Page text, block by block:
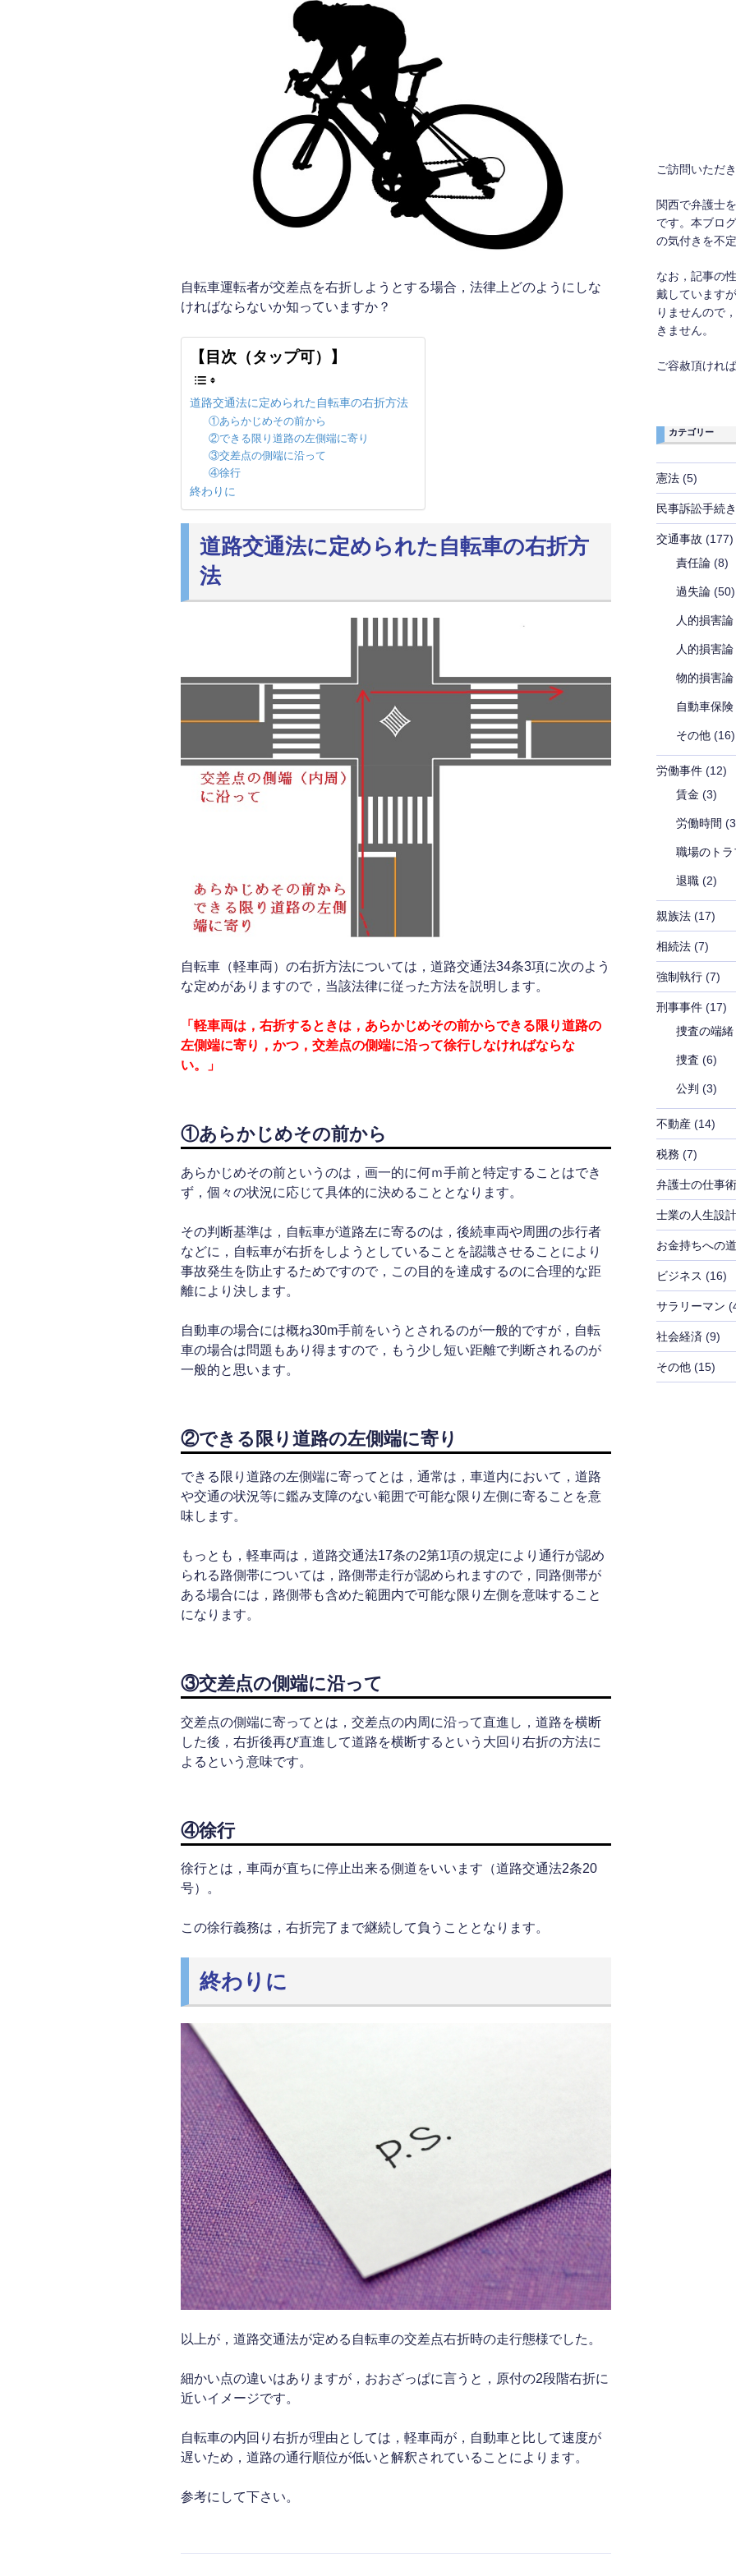
自転車運転者が交差点を右折しようとする場合，法律上どのようにしな
ければならないか知っていますか？
【目次（タップ可）】
道路交通法に定められた自転車の右折方法
①あらかじめその前から
②できる限り道路の左側端に寄り
③交差点の側端に沿って
④徐行
終わりに
道路交通法に定められた自転車の右折方
法
自転車（軽車両）の右折方法については，道路交通法34条3項に次のよう
な定めがありますので，当該法律に従った方法を説明します。
「軽車両は，右折するときは，あらかじめその前からできる限り道路の
左側端に寄り，かつ，交差点の側端に沿って徐行しなければならな
い。」
①あらかじめその前から
あらかじめその前というのは，画一的に何ｍ手前と特定することはでき
ず，個々の状況に応じて具体的に決めることとなります。
その判断基準は，自転車が道路左に寄るのは，後続車両や周囲の歩行者
などに，自転車が右折をしようとしていることを認識させることにより
事故発生を防止するためですので，この目的を達成するのに合理的な距
離により決します。
自動車の場合には概ね30m手前をいうとされるのが一般的ですが，自転
車の場合は問題もあり得ますので，もう少し短い距離で判断されるのが
一般的と思います。
②できる限り道路の左側端に寄り
できる限り道路の左側端に寄ってとは，通常は，車道内において，道路
や交通の状況等に鑑み支障のない範囲で可能な限り左側に寄ることを意
味します。
もっとも，軽車両は，道路交通法17条の2第1項の規定により通行が認め
られる路側帯については，路側帯走行が認められますので，同路側帯が
ある場合には，路側帯も含めた範囲内で可能な限り左側を意味すること
になります。
③交差点の側端に沿って
交差点の側端に寄ってとは，交差点の内周に沿って直進し，道路を横断
した後，右折後再び直進して道路を横断するという大回り右折の方法に
よるという意味です。
④徐行
徐行とは，車両が直ちに停止出来る側道をいいます（道路交通法2条20
号）。
この徐行義務は，右折完了まで継続して負うこととなります。
終わりに
以上が，道路交通法が定める自転車の交差点右折時の走行態様でした。
細かい点の違いはありますが，おおざっぱに言うと，原付の2段階右折に
近いイメージです。
自転車の内回り右折が理由としては，軽車両が，自動車と比して速度が
遅いため，道路の通行順位が低いと解釈されていることによります。
参考にして下さい。
ご訪問いただ
関西で弁護士
です。本ブロ
の気付きを不
なお，記事の
戴しています
りませんので
きません。
ご容赦頂けれ
カテゴリー
憲法(5)
民事訴訟手続き
交通事故 (177)
責任論(8)
過失論(50)
人的損害論
人的損害論
物的損害論
自動車保険
その他(16)
労働事件(12)
賃金 (3)
労働時間
職場のトラ
退職(2)
親族法(17)
相続法(7)
強制執行(7)
刑事事件(17)
捜査の端緒
捜査 (6)
公判 (3)
不動産(14)
税務 (7)
弁護士の仕事術
士業の人生設計
お金持ちへの道
ビジネス (16)
サラリーマン
社会経済(9)
その他(15)